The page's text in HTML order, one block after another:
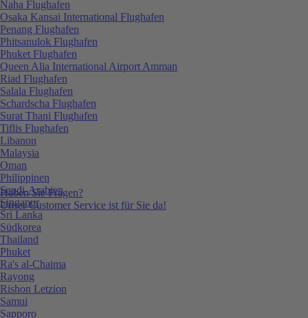
Haben Sie Fragen?
Unser Customer Service ist für Sie da!
Naha Flughafen
Osaka Kansai International Flughafen
Penang Flughafen
Phitsanulok Flughafen
Phuket Flughafen
Queen Alia International Airport Amman
Riad Flughafen
Salala Flughafen
Schardscha Flughafen
Surat Thani Flughafen
Tiflis Flughafen
Libanon
Malaysia
Oman
Philippinen
Saudi-Arabien
Singapur
Sri Lanka
Südkorea
Thailand
Phuket
Ra's al-Chaima
Rayong
Rishon Letzion
Samui
Sapporo